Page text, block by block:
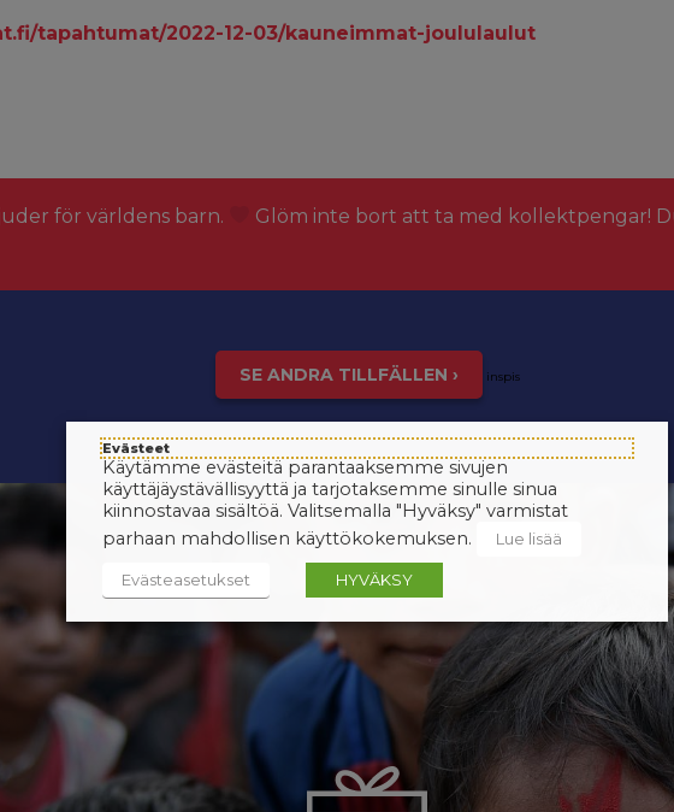
tapahtumat/2022-12-03/kauneimmat-joululaulut
för världens barn. Glöm inte bort att ta med kollektpengar!
SE ANDRA TILLFÄLLEN › inspis
Evästeet
Käytämme evästeitä parantaaksemme sivujen
käyttäjäystävällisyyttä ja tarjotaksemme sinulle sinua
kiinnostavaa sisältöä. Valitsemalla "Hyväksy" varmistat
parhaan mahdollisen käyttökokemuksen.
Lue lisää
Evästeasetukset HYVÄKSY